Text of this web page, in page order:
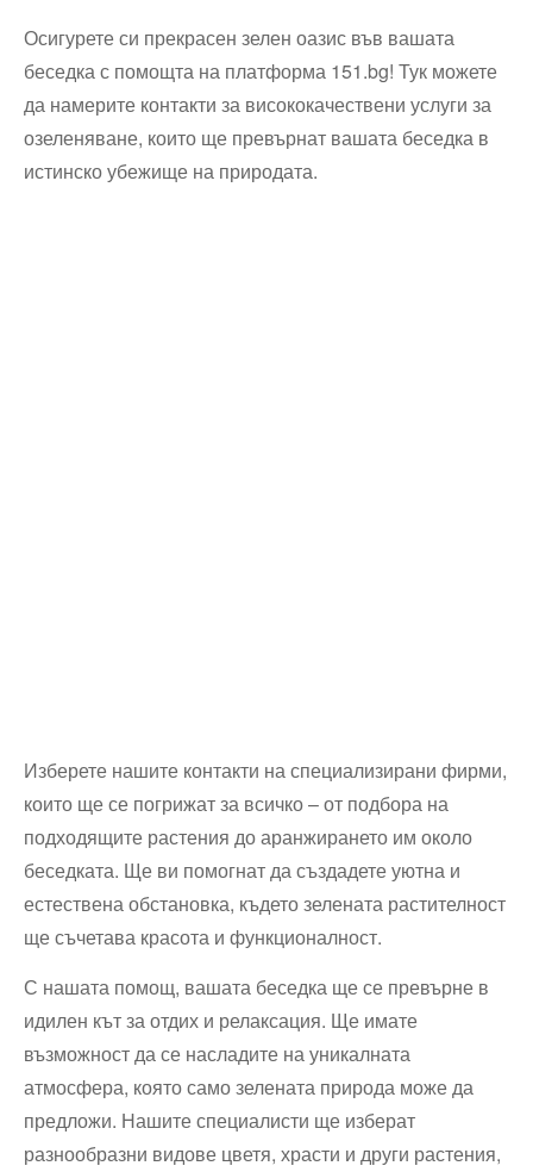
Осигурете си прекрасен зелен оазис във вашата
беседка с помощта на платформа 151.bg! Тук можете
да намерите контакти за висококачествени услуги за
озеленяване, които ще превърнат вашата беседка в
истинско убежище на природата.
Изберете нашите контакти на специализирани фирми,
които ще се погрижат за всичко – от подбора на
подходящите растения до аранжирането им около
беседката. Ще ви помогнат да създадете уютна и
естествена обстановка, където зелената растителност
ще съчетава красота и функционалност.
С нашата помощ, вашата беседка ще се превърне в
идилен кът за отдих и релаксация. Ще имате
възможност да се насладите на уникалната
атмосфера, която само зелената природа може да
предложи. Нашите специалисти ще изберат
разнообразни видове цветя, храсти и други растения,